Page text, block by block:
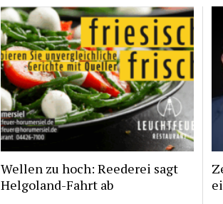
Wellen zu hoch: Reederei sagt
Helgoland-Fahrt ab